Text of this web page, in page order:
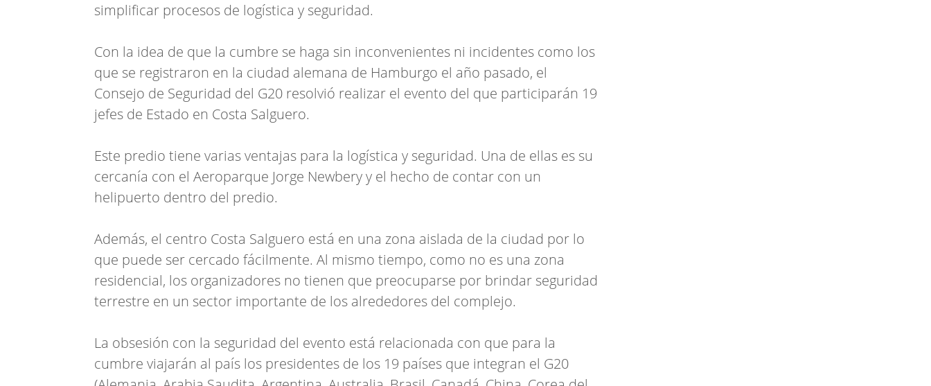
simplificar procesos de logística y seguridad.
Con la idea de que la cumbre se haga sin inconvenientes ni incidentes como los
que se registraron en la ciudad alemana de Hamburgo el año pasado, el
Consejo de Seguridad del G20 resolvió realizar el evento del que participarán 19
jefes de Estado en Costa Salguero.
Este predio tiene varias ventajas para la logística y seguridad. Una de ellas es su
cercanía con el Aeroparque Jorge Newbery y el hecho de contar con un
helipuerto dentro del predio.
Además, el centro Costa Salguero está en una zona aislada de la ciudad por lo
que puede ser cercado fácilmente. Al mismo tiempo, como no es una zona
residencial, los organizadores no tienen que preocuparse por brindar seguridad
terrestre en un sector importante de los alrededores del complejo.
La obsesión con la seguridad del evento está relacionada con que para la
cumbre viajarán al país los presidentes de los 19 países que integran el G20